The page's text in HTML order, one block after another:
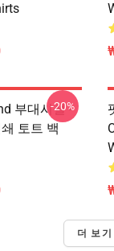
부대시설 -
토트 백
-20%
더 보기